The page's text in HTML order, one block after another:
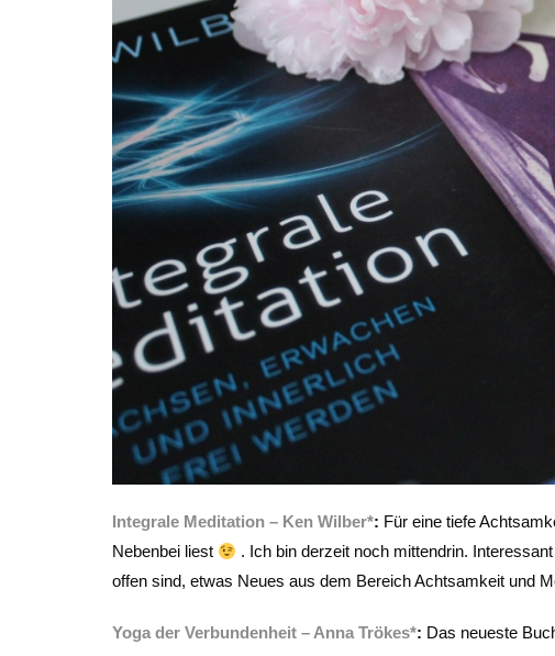
Integrale Meditation – Ken Wilber*: Für eine tiefe
Nebenbei liest
. Ich bin derzeit noch mittendrin.
offen sind, etwas Neues aus dem Bereich Achtsamkeit und
Yoga der Verbundenheit – Anna Trökes*: Das neueste